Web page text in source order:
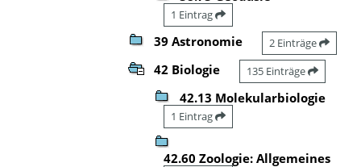
1 Eintrag
39 Astronomie 2 Einträge
42 Biologie 135 Einträge
42.13 Molekularbiologie
1 Eintrag
42.60 Zoologie: Allgemeines